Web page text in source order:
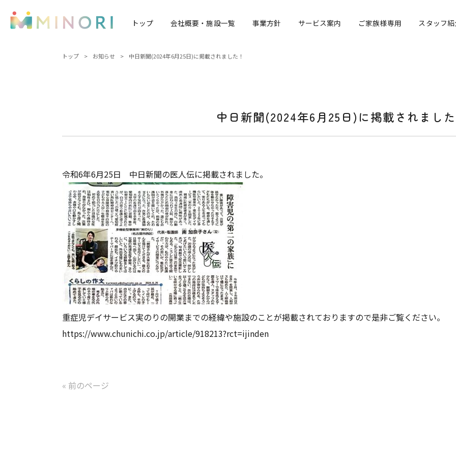
トップ 会社概要・施設一覧 事業方針 サービス案内 ご家族様専用 スタッフ
トップ > お知らせ > 中日新聞(2024年6月25日)に掲載されました！
中日新聞(2024年6月25日)に掲載されました
令和6年6月25日 中日新聞の医人伝に掲載されました。
重症児デイサービス実のりの開業までの経緯や施設のことが掲載されておりますので是非ご覧ください。
https://www.chunichi.co.jp/article/918213?rct=ijinden
« 前のページ